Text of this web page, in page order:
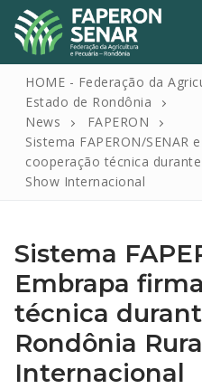
HOME
FAPERON
SENAR
SINDICATOS
HOME - Federação da
Estado de Rondônia
News
FAPERON
Sistema FAPERON/SENAR
cooperação técnica
Show Internacional
Sistema
Embrapa
técnica
Rondônia
Internacional